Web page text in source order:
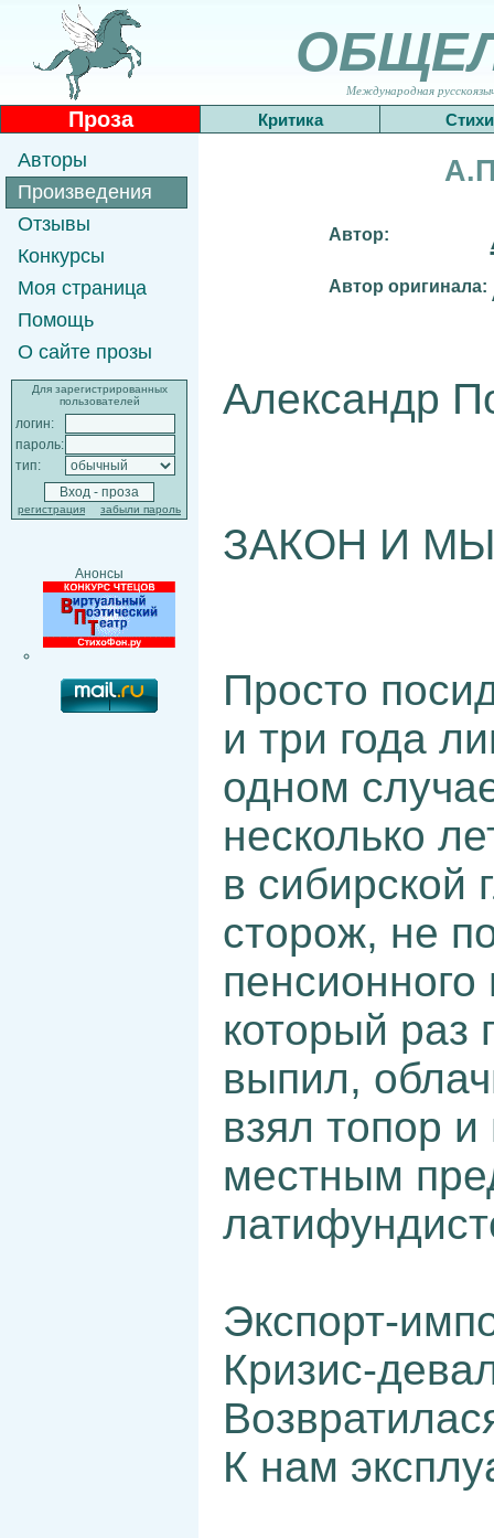
Международная
Проза Критика Стихи
Авторы
Произведения
Отзывы
Конкурсы
Моя страница
Помощь
О сайте прозы
Для зарегистрированных
пользователей
логин:
пароль:
тип:
регистрация забыли пароль
Анонсы
Автор:
Автор оригинала:
Александр
ЗАКОН И
Просто
и три года
одном
несколько
в сибирской
сторож, не
который раз
выпил,
взял топор
местным
Экспорт-
Кризис-
К нам